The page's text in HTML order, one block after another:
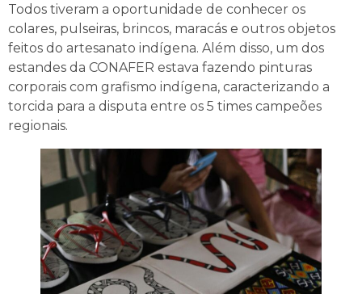
Todos tiveram a oportunidade de conhecer os
colares, pulseiras, brincos, maracás e outros objetos
feitos do artesanato indígena. Além disso, um dos
estandes da CONAFER estava fazendo pinturas
corporais com grafismo indígena, caracterizando a
torcida para a disputa entre os 5 times campeões
regionais.